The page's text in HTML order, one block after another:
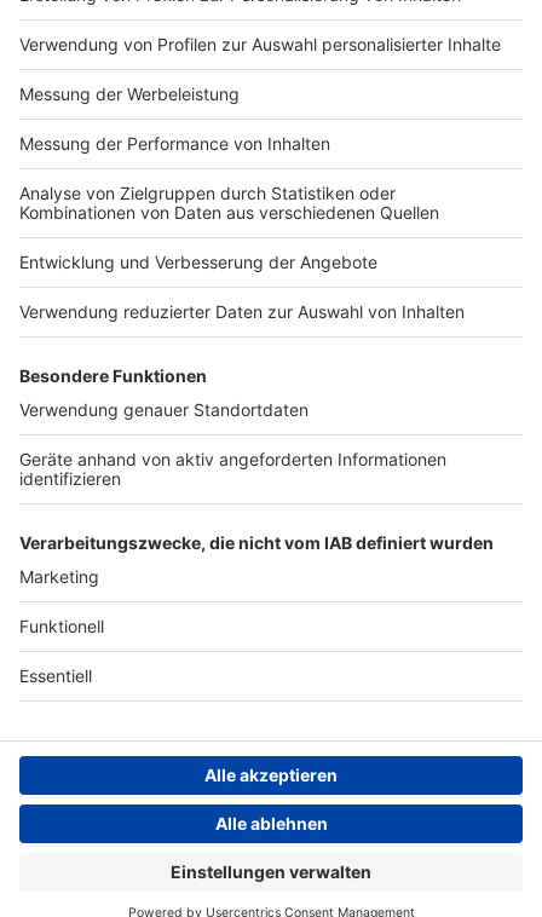
Impressum
Nutzungsbedingungen
Jobs
Presse
Werben
Archiv
ANTENNE BAYERN GROUP
Stiftung ANTENNE BAYERN
hilft
Teilnahmebedingungen
Grounding Page ANTENNE
BAYERN
Kontakt
Studio-Hotline
Verkehrs-Hotline
Datenschutz­erklärung
einstellungen
Persönliche Datenkontrolle
Newsletter
ANTENNE BAYERN Live